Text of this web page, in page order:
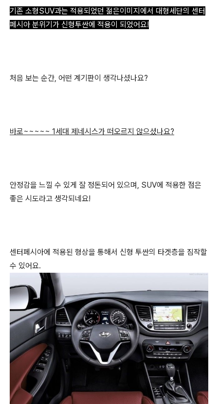
기존 소형SUV과는 적용되었던 젊은이미지에서 대형세단의 센터
페시아 분위기가 신형투싼에 적용이 되었어요!
처음 보는 순간, 어떤 계기판이 생각나셨나요?
바로~~~~~ 1세대 제네시스가 떠오르지 않으셨나요?
안정감을 느낄 수 있게 잘 정돈되어 있으며, SUV에 적용한 점은
좋은 시도라고 생각되네요!
센터페시아에 적용된 형상을 통해서 신형 투싼의 타겟층을 짐작할
수 있어요.